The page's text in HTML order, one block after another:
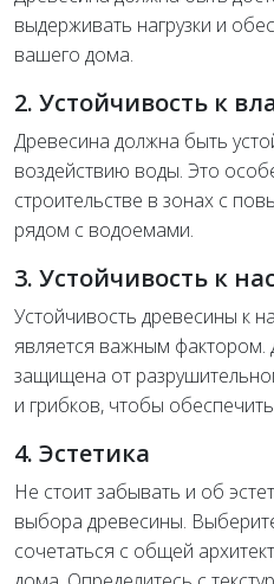
выдерживать нагрузки и
вашего дома.
2. Устойчивость к
Древесина должна быть
воздействию воды. Это
строительстве в зонах с
рядом с водоемами.
3. Устойчивость к
Устойчивость древесины к
является важным
защищена от
и грибков, чтобы
4. Эстетика
Не стоит забывать и об
выбора древесины.
сочетаться с общей